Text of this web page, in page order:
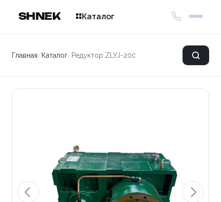
SHNEK Каталог
Главная/Каталог/Редуктор ZLYJ-200-I